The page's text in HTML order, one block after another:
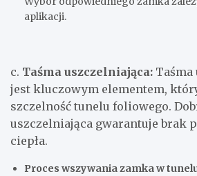
aplikacji.
c. Taśma uszczelniająca:
jest kluczowym elementem,
szczelność tunelu foliowego.
uszczelniająca gwarantuje brak
ciepła.
Proces wszywania zamka w